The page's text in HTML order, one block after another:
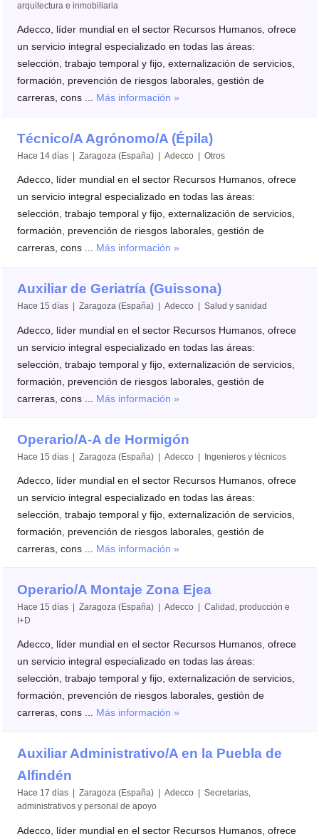
arquitectura e inmobiliaria
Adecco, líder mundial en el sector Recursos Humanos, ofrece
un servicio integral especializado en todas las áreas:
selección, trabajo temporal y fijo, externalización de servicios,
formación, prevención de riesgos laborales, gestión de
carreras, cons ... Más información »
Técnico/A Agrónomo/A (Épila)
Hace 14 días | Zaragoza (España) | Adecco | Otros
Adecco, líder mundial en el sector Recursos Humanos, ofrece
un servicio integral especializado en todas las áreas:
selección, trabajo temporal y fijo, externalización de servicios,
formación, prevención de riesgos laborales, gestión de
carreras, cons ... Más información »
Auxiliar de Geriatría (Guissona)
Hace 15 días | Zaragoza (España) | Adecco | Salud y sanidad
Adecco, líder mundial en el sector Recursos Humanos, ofrece
un servicio integral especializado en todas las áreas:
selección, trabajo temporal y fijo, externalización de servicios,
formación, prevención de riesgos laborales, gestión de
carreras, cons ... Más información »
Operario/A-A de Hormigón
Hace 15 días | Zaragoza (España) | Adecco | Ingenieros y técnicos
Adecco, líder mundial en el sector Recursos Humanos, ofrece
un servicio integral especializado en todas las áreas:
selección, trabajo temporal y fijo, externalización de servicios,
formación, prevención de riesgos laborales, gestión de
carreras, cons ... Más información »
Operario/A Montaje Zona Ejea
Hace 15 días | Zaragoza (España) | Adecco | Calidad, producción e
I+D
Adecco, líder mundial en el sector Recursos Humanos, ofrece
un servicio integral especializado en todas las áreas:
selección, trabajo temporal y fijo, externalización de servicios,
formación, prevención de riesgos laborales, gestión de
carreras, cons ... Más información »
Auxiliar Administrativo/A en la Puebla de
Alfindén
Hace 17 días | Zaragoza (España) | Adecco | Secretarias,
administrativos y personal de apoyo
Adecco, líder mundial en el sector Recursos Humanos, ofrece